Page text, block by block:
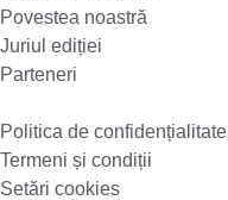
Povestea noastră
Juriul ediției
Parteneri
Politica de confidențialitate
Termeni și condiții
Setări cookies